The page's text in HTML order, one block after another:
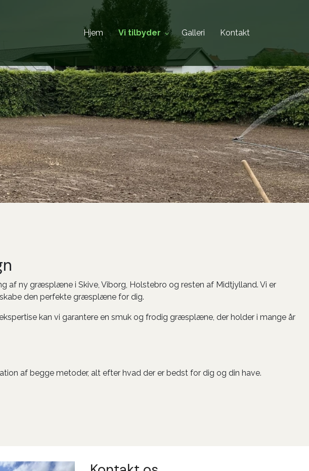
Hjem Vi tilbyder Galleri Kontakt
af ny græsplæne i Skive, Viborg, Holstebro og resten af Midtjylland. Vi er
den perfekte græsplæne for dig.
kan vi garantere en smuk og frodig græsplæne, der holder i mange år
af begge metoder, alt efter hvad der er bedst for dig og din have.